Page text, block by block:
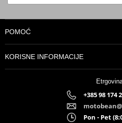
POMOĆ
KORISNE INFORMACIJE
+385 98 174
Pon - Pet